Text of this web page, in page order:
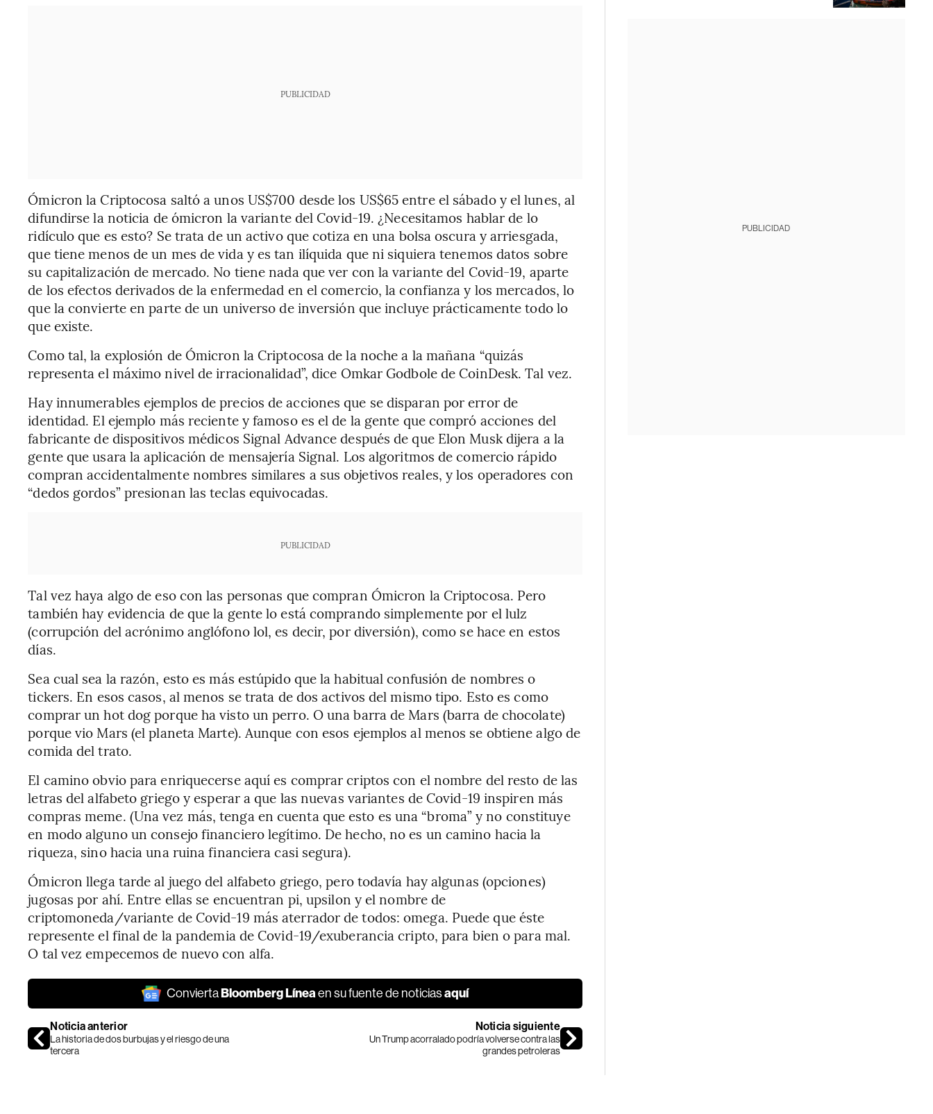
PUBLICIDAD
Ómicron la Criptocosa saltó a unos US$700 desde los US$65 entre el sábado y el lunes, al
difundirse la noticia de ómicron la variante del Covid-19. ¿Necesitamos hablar de lo
ridículo que es esto? Se trata de un activo que cotiza en una bolsa oscura y arriesgada,
que tiene menos de un mes de vida y es tan ilíquida que ni siquiera tenemos datos sobre
su capitalización de mercado. No tiene nada que ver con la variante del Covid-19, aparte
de los efectos derivados de la enfermedad en el comercio, la confianza y los mercados, lo
que la convierte en parte de un universo de inversión que incluye prácticamente todo lo
que existe.
Como tal, la explosión de Ómicron la Criptocosa de la noche a la mañana “quizás
representa el máximo nivel de irracionalidad”, dice Omkar Godbole de CoinDesk. Tal vez.
Hay innumerables ejemplos de precios de acciones que se disparan por error de
identidad. El ejemplo más reciente y famoso es el de la gente que compró acciones del
fabricante de dispositivos médicos Signal Advance después de que Elon Musk dijera a la
gente que usara la aplicación de mensajería Signal. Los algoritmos de comercio rápido
compran accidentalmente nombres similares a sus objetivos reales, y los operadores con
“dedos gordos” presionan las teclas equivocadas.
PUBLICIDAD
Tal vez haya algo de eso con las personas que compran Ómicron la Criptocosa. Pero
también hay evidencia de que la gente lo está comprando simplemente por el lulz
(corrupción del acrónimo anglófono lol, es decir, por diversión), como se hace en estos
días.
Sea cual sea la razón, esto es más estúpido que la habitual confusión de nombres o
tickers. En esos casos, al menos se trata de dos activos del mismo tipo. Esto es como
comprar un hot dog porque ha visto un perro. O una barra de Mars (barra de chocolate)
porque vio Mars (el planeta Marte). Aunque con esos ejemplos al menos se obtiene algo de
comida del trato.
El camino obvio para enriquecerse aquí es comprar criptos con el nombre del resto de las
letras del alfabeto griego y esperar a que las nuevas variantes de Covid-19 inspiren más
compras meme. (Una vez más, tenga en cuenta que esto es una “broma” y no constituye
en modo alguno un consejo financiero legítimo. De hecho, no es un camino hacia la
riqueza, sino hacia una ruina financiera casi segura).
Ómicron llega tarde al juego del alfabeto griego, pero todavía hay algunas (opciones)
jugosas por ahí. Entre ellas se encuentran pi, upsilon y el nombre de
criptomoneda/variante de Covid-19 más aterrador de todos: omega. Puede que éste
represente el final de la pandemia de Covid-19/exuberancia cripto, para bien o para mal.
O tal vez empecemos de nuevo con alfa.
ConviertaBloomberg Líneaen su fuente de noticiasaquí
Noticia anterior
La historia de dos burbujas y el riesgo de una
tercera
Noticia siguiente
Un Trump acorralado podría volverse contra las
grandes petroleras
PUBLICIDAD